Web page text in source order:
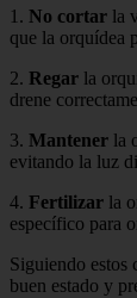
1. No cortar la
que la orquídea
2. Regar la
drene
3. Mantener la
evitando la luz
4. Fertilizar la
específico para
Siguiendo estos
buen estado y